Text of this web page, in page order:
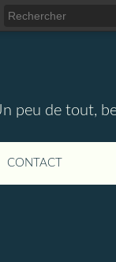
peu de tout,
CONTACT